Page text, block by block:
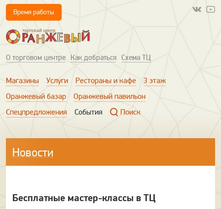
О торговом центре Как добраться Схема ТЦ
Время работы
Магазины Услуги Рестораны и кафе
3 этаж
Оранжевый базар
Оранжевый павильон
Спецпредложения
События Поиск
Новости
Бесплатные мастер-классы в ТЦ